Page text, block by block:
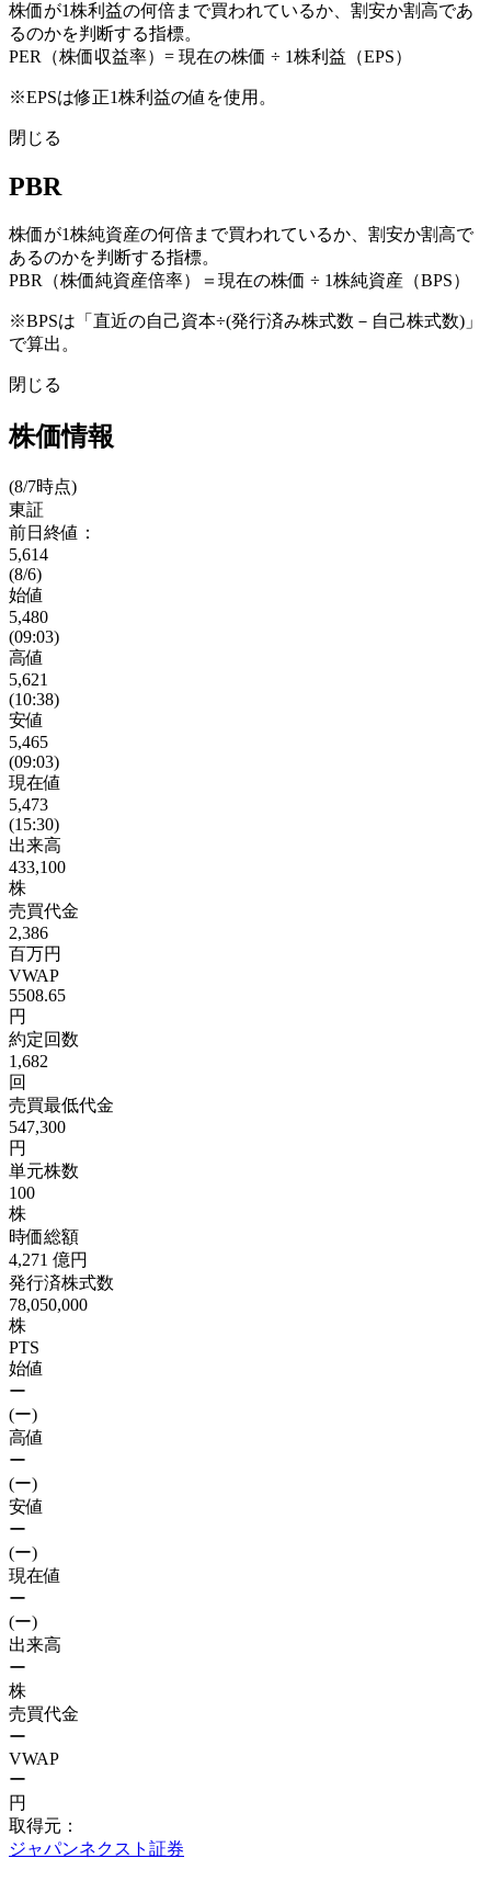
株価が1株利益の何倍まで買われているか、割安か割高であ
るのかを判断する指標。
PER（株価収益率）= 現在の株価 ÷ 1株利益（EPS）
※EPSは修正1株利益の値を使用。
閉じる
PBR
株価が1株純資産の何倍まで買われているか、割安か割高で
あるのかを判断する指標。
PBR（株価純資産倍率）＝現在の株価 ÷ 1株純資産（BPS）
※BPSは「直近の自己資本÷(発行済み株式数－自己株式数)」
で算出。
閉じる
株価情報
(8/7時点)
東証
前日終値：
5,614
(8/6)
始値
5,480
(09:03)
高値
5,621
(10:38)
安値
5,465
(09:03)
現在値
5,473
(15:30)
出来高
433,100
株
売買代金
2,386
百万円
VWAP
5508.65
円
約定回数
1,682
回
売買最低代金
547,300
円
単元株数
100
株
時価総額
4,271 億円
発行済株式数
78,050,000
株
PTS
始値
ー
(ー)
高値
ー
(ー)
安値
ー
(ー)
現在値
ー
(ー)
出来高
ー
株
売買代金
ー
VWAP
ー
円
取得元：
ジャパンネクスト証券